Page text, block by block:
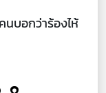
บอกว่าร้องไห้